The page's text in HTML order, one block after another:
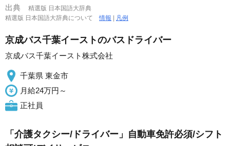
出典
精選版 日本国語大辞典
精選版 日本国語大辞典について情報 凡例
京成バス千葉イーストのバスドライバー
京成バス千葉イースト株式会社
千葉県 東金市
月給24万円～
正社員
「介護タクシー/ドライバー」自動車免許必須/シフト